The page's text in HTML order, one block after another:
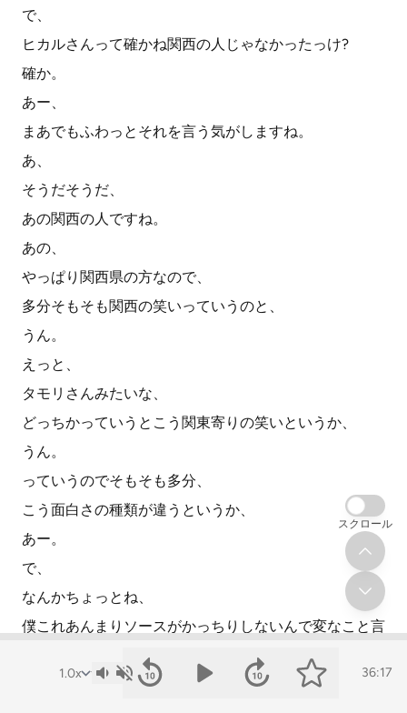
で、
ヒカルさんって確かね関西の人じゃなかったっけ?
確か。
あー、
まあでもふわっとそれを言う気がしますね。
あ、
そうだそうだ、
あの関西の人ですね。
あの、
やっぱり関西県の方なので、
多分そもそも関西の笑いっていうのと、
うん。
えっと、
タモリさんみたいな、
どっちかっていうとこう関東寄りの笑いというか、
うん。
っていうのでそもそも多分、
こう面白さの種類が違うというか、
あー。
で、
なんかちょっとね、
僕これあんまりソースがかっちりしないんで変なこと言
なんかこう、
36:17
スクロール